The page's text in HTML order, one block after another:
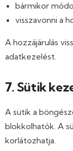
bármikor
visszavonni a
A hozzájárulás
adatkezelést.
7. Sütik
A sütik a
blokkolhatók. A
korlátozhatja.